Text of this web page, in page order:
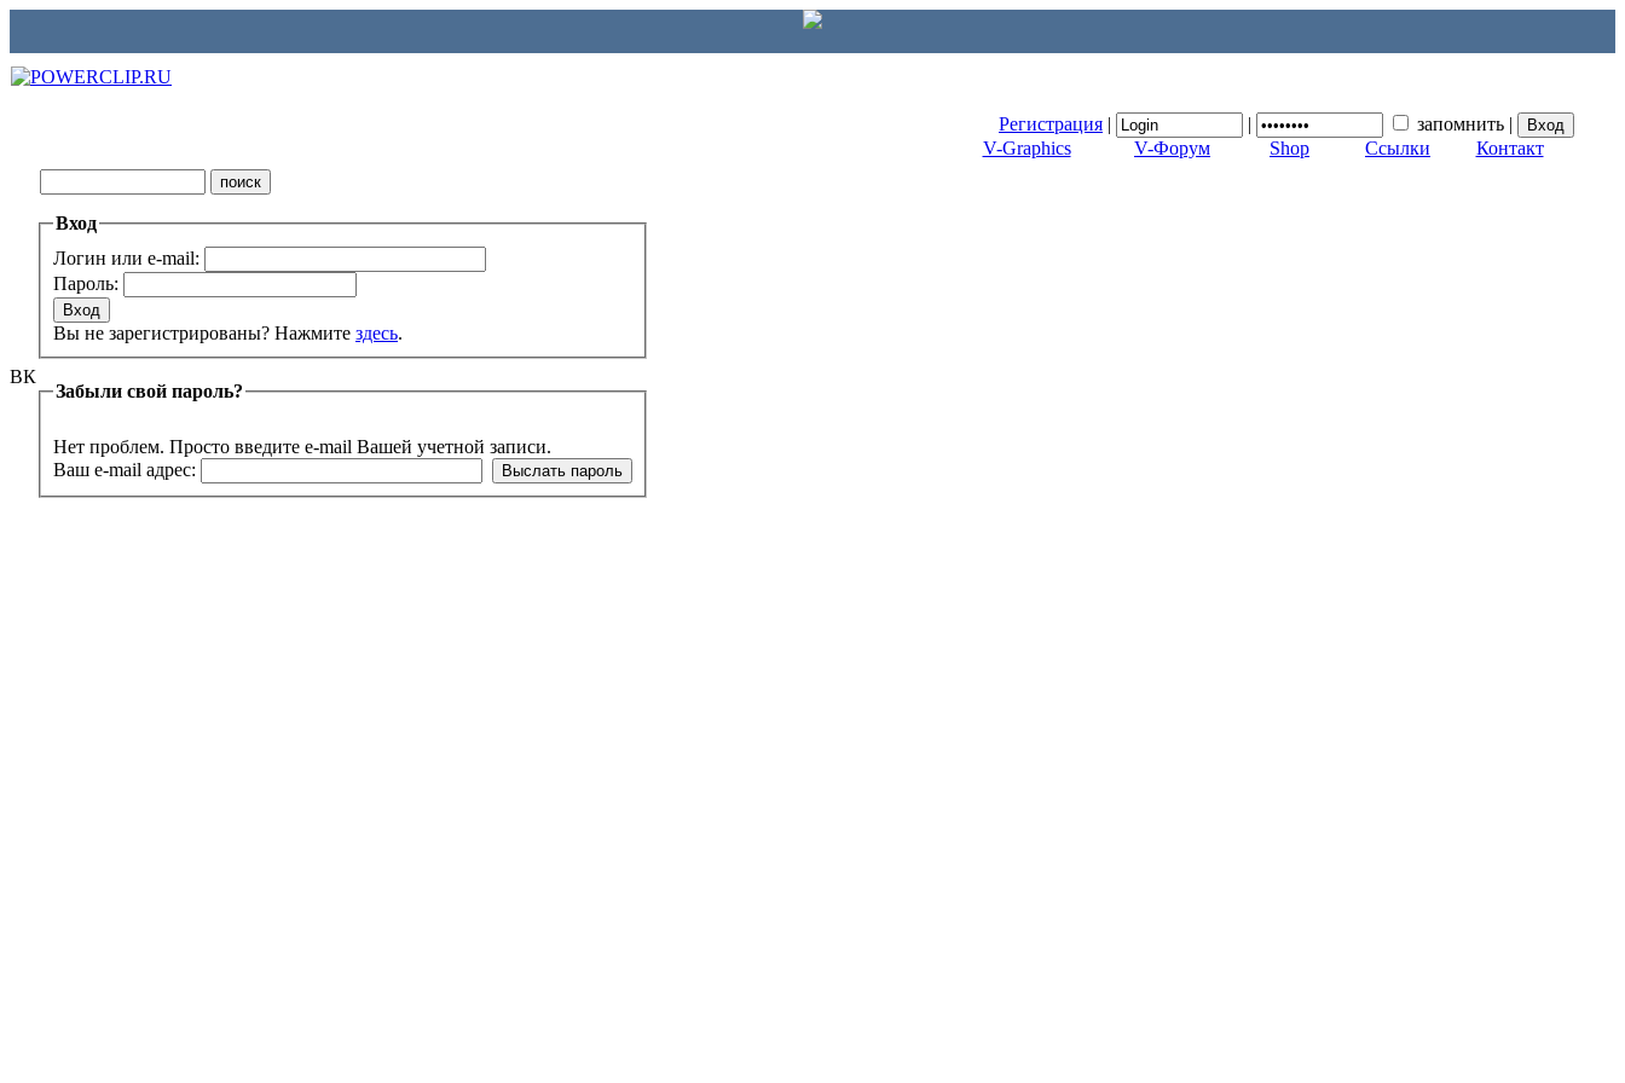
Регистрация | | запомнить |
V-Graphics
V-Форум Shop Ссылки Контакт
ВК
Вход
Логин или e-mail:
Пароль:
Вы не зарегистрированы? Нажмите здесь.
Забыли свой пароль?
Нет проблем. Просто введите e-mail Вашей учетной записи.
Ваш e-mail адрес: